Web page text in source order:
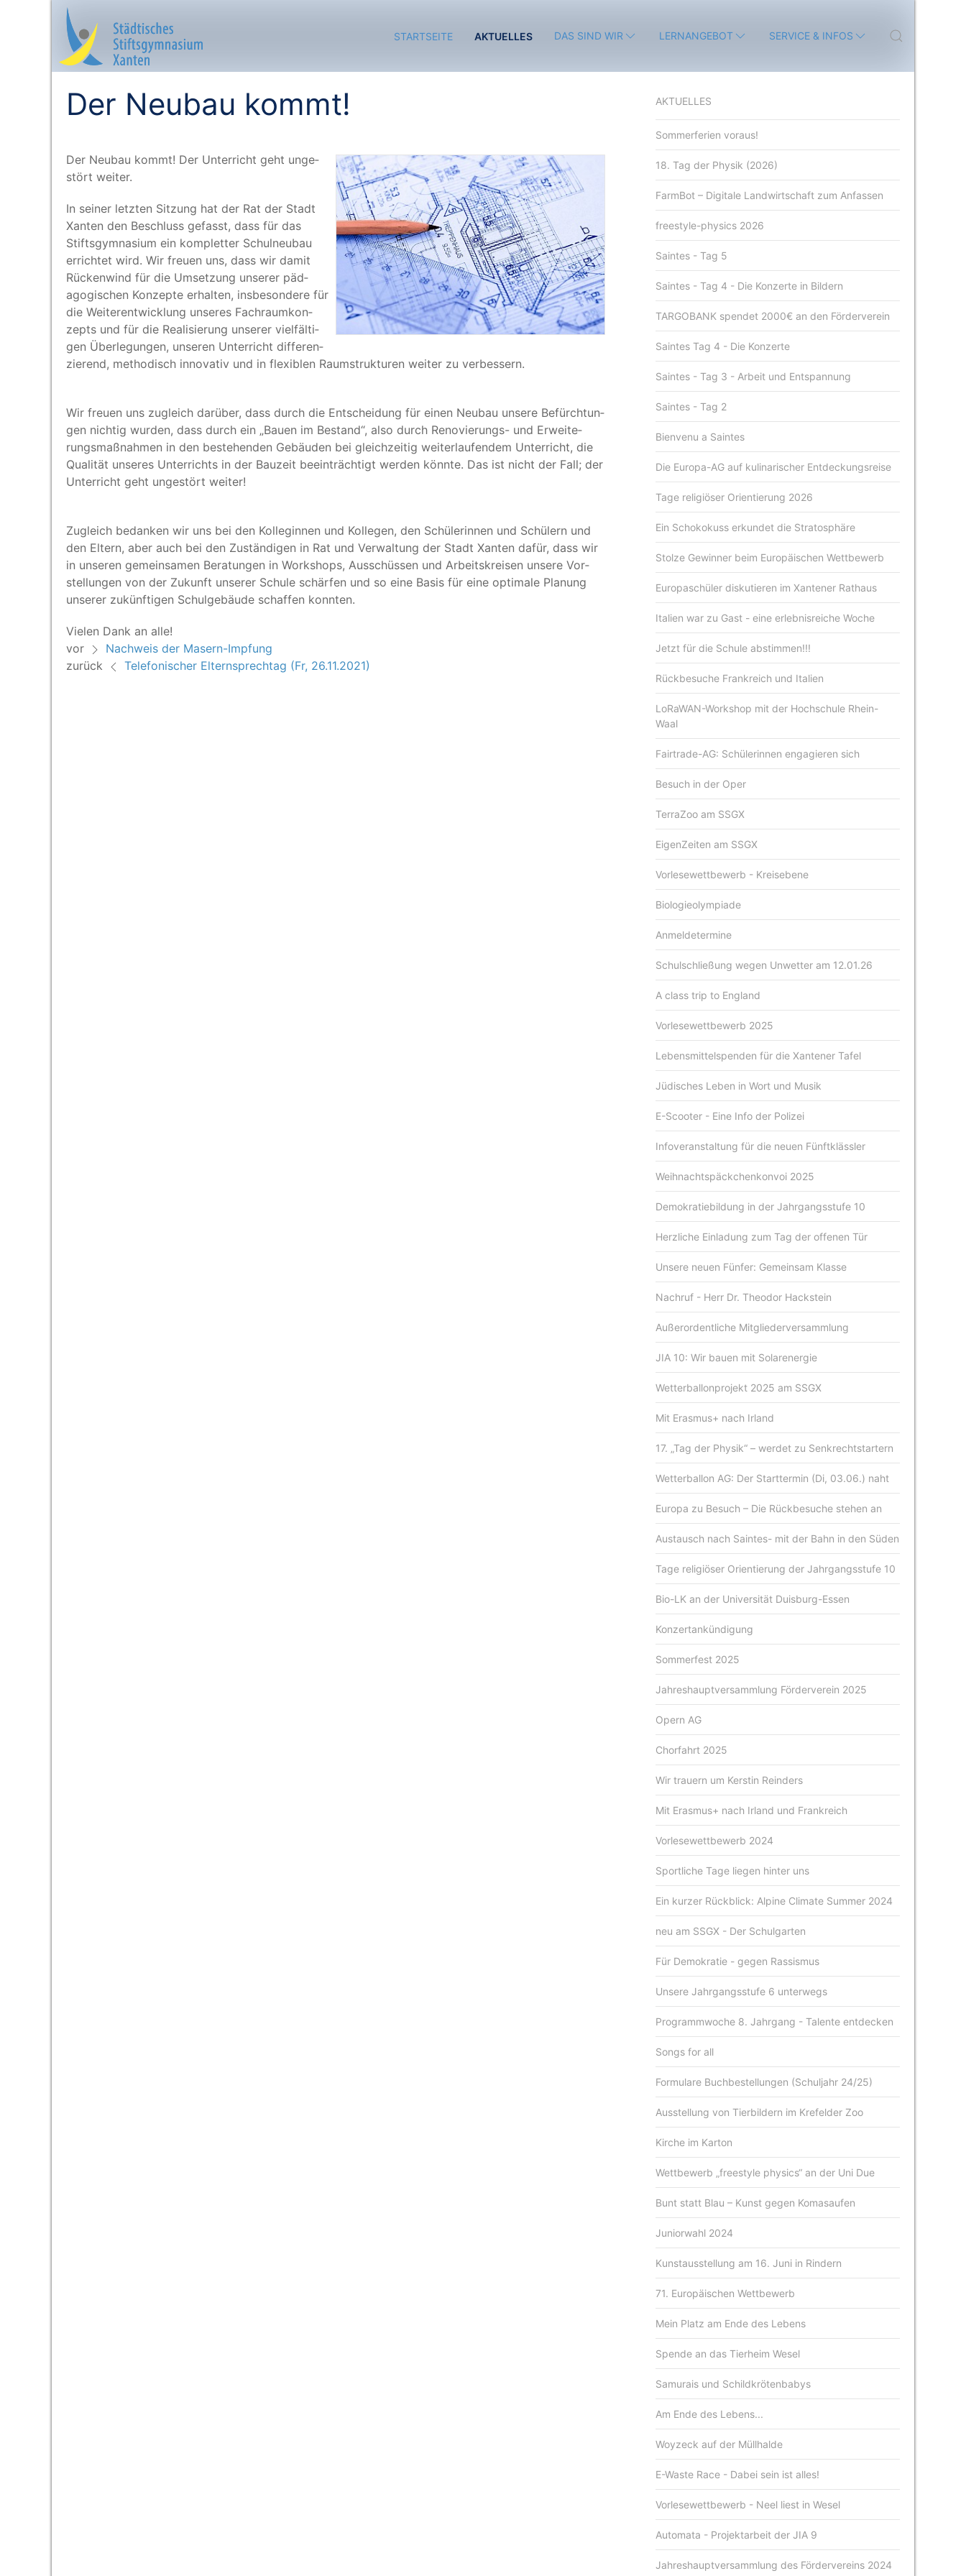
STARTSEITE AKTUELLES DAS SIND WIR LERNANGEBOT SERVICE & INFOS
Aktuelles
Das sind wir
Lernangebot
Service & Infos
Der Neubau kommt!
Der Neu­bau kommt! Der Unter­richt geht unge­
stört weiter.
In sei­ner letz­ten Sit­zung hat der Rat der Stadt
Xan­ten den Beschluss gefasst, dass für das
Stifts­gym­na­si­um ein kom­plet­ter Schul­neu­bau
errich­tet wird. Wir freu­en uns, dass wir damit
Rücken­wind für die Umset­zung unse­rer päd­
ago­gi­schen Kon­zep­te erhal­ten, ins­be­son­de­re für
die Wei­ter­ent­wick­lung unse­res Fach­raum­kon­
zepts und für die Rea­li­sie­rung unse­rer viel­fäl­ti­
gen Über­le­gun­gen, unse­ren Unter­richt dif­fe­ren­
zie­rend, metho­disch inno­va­tiv und in fle­xi­blen Raum­struk­tu­ren wei­ter zu verbessern.
Wir freu­en uns zugleich dar­über, dass durch die Ent­schei­dung für einen Neu­bau unse­re Befürch­tun­
gen nich­tig wur­den, dass durch ein „Bau­en im Bestand“, also durch Reno­vie­rungs- und Erwei­te­
rungs­maß­nah­men in den bestehen­den Gebäu­den bei gleich­zei­tig wei­ter­lau­fen­dem Unter­richt, die
Qua­li­tät unse­res Unter­richts in der Bau­zeit beein­träch­tigt wer­den könn­te. Das ist nicht der Fall; der
Unter­richt geht unge­stört weiter!
Zugleich bedan­ken wir uns bei den Kol­le­gin­nen und Kol­le­gen, den Schü­le­rin­nen und Schü­lern und
den Eltern, aber auch bei den Zustän­di­gen in Rat und Ver­wal­tung der Stadt Xan­ten dafür, dass wir
in unse­ren gemein­sa­men Bera­tun­gen in Work­shops, Aus­schüs­sen und Arbeits­krei­sen unse­re Vor­
stel­lun­gen von der Zukunft unse­rer Schu­le schär­fen und so eine Basis für eine opti­ma­le Pla­nung
unse­rer zukünf­ti­gen Schul­ge­bäu­de schaf­fen konnten.
Vie­len Dank an alle!
vor
Nachweis der Masern-Impfung
zurück
Telefonischer Elternsprechtag (Fr, 26.11.2021)
AKTUELLES
Sommerferien voraus!
18. Tag der Physik (2026)
FarmBot – Digitale Landwirtschaft zum Anfassen
freestyle-physics 2026
Saintes - Tag 5
Saintes - Tag 4 - Die Konzerte in Bildern
TARGOBANK spendet 2000€ an den Förderverein
Saintes Tag 4 - Die Konzerte
Saintes - Tag 3 - Arbeit und Entspannung
Saintes - Tag 2
Bienvenu a Saintes
Die Europa-AG auf kulinarischer Entdeckungsreise
Tage religiöser Orientierung 2026
Ein Schokokuss erkundet die Stratosphäre
Stolze Gewinner beim Europäischen Wettbewerb
Europaschüler diskutieren im Xantener Rathaus
Italien war zu Gast - eine erlebnisreiche Woche
Jetzt für die Schule abstimmen!!!
Rückbesuche Frankreich und Italien
LoRaWAN-Workshop mit der Hochschule Rhein-
Waal
Fairtrade-AG: Schülerinnen engagieren sich
Besuch in der Oper
TerraZoo am SSGX
EigenZeiten am SSGX
Vorlesewettbewerb - Kreisebene
Biologieolympiade
Anmeldetermine
Schulschließung wegen Unwetter am 12.01.26
A class trip to England
Vorlesewettbewerb 2025
Lebensmittelspenden für die Xantener Tafel
Jüdisches Leben in Wort und Musik
E-Scooter - Eine Info der Polizei
Infoveranstaltung für die neuen Fünftklässler
Weihnachtspäckchenkonvoi 2025
Demokratiebildung in der Jahrgangsstufe 10
Herzliche Einladung zum Tag der offenen Tür
Unsere neuen Fünfer: Gemeinsam Klasse
Nachruf - Herr Dr. Theodor Hackstein
Außerordentliche Mitgliederversammlung
JIA 10: Wir bauen mit Solarenergie
Wetterballonprojekt 2025 am SSGX
Mit Erasmus+ nach Irland
17. „Tag der Physik“ – werdet zu Senkrechtstartern
Wetterballon AG: Der Starttermin (Di, 03.06.) naht
Europa zu Besuch – Die Rückbesuche stehen an
Austausch nach Saintes- mit der Bahn in den Süden
Tage religiöser Orientierung der Jahrgangsstufe 10
Bio-LK an der Universität Duisburg-Essen
Konzertankündigung
Sommerfest 2025
Jahreshauptversammlung Förderverein 2025
Opern AG
Chorfahrt 2025
Wir trauern um Kerstin Reinders
Mit Erasmus+ nach Irland und Frankreich
Vorlesewettbewerb 2024
Sportliche Tage liegen hinter uns
Ein kurzer Rückblick: Alpine Climate Summer 2024
neu am SSGX - Der Schulgarten
Für Demokratie - gegen Rassismus
Unsere Jahrgangsstufe 6 unterwegs
Programmwoche 8. Jahrgang - Talente entdecken
Songs for all
Formulare Buchbestellungen (Schuljahr 24/25)
Ausstellung von Tierbildern im Krefelder Zoo
Kirche im Karton
Wettbewerb „freestyle physics“ an der Uni Due
Bunt statt Blau – Kunst gegen Komasaufen
Juniorwahl 2024
Kunstausstellung am 16. Juni in Rindern
71. Europäischen Wettbewerb
Mein Platz am Ende des Lebens
Spende an das Tierheim Wesel
Samurais und Schildkrötenbabys
Am Ende des Lebens...
Woyzeck auf der Müllhalde
E-Waste Race - Dabei sein ist alles!
Vorlesewettbewerb - Neel liest in Wesel
Automata - Projektarbeit der JIA 9
Jahreshauptversammlung des Fördervereins 2024